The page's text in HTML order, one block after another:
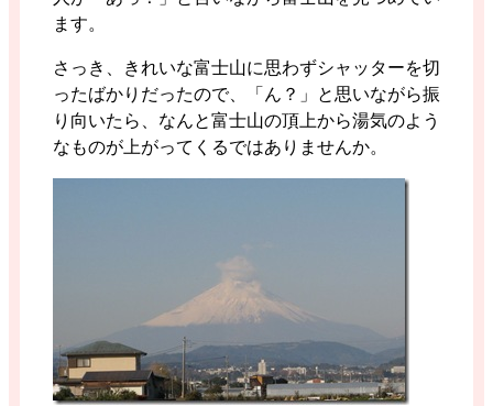
ます。
さっき、きれいな富士山に思わずシャッターを切
ったばかりだったので、「ん？」と思いながら振
り向いたら、なんと富士山の頂上から湯気のよう
なものが上がってくるではありませんか。